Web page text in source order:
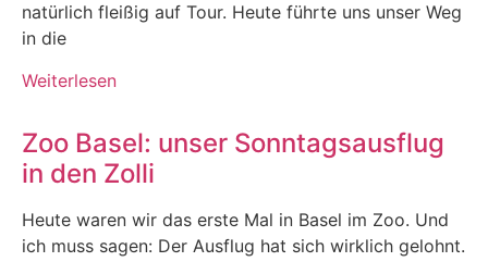
natürlich fleißig auf Tour. Heute führte uns unser Weg
in die
Weiterlesen
Zoo Basel: unser Sonntagsausflug
in den Zolli
Heute waren wir das erste Mal in Basel im Zoo. Und
ich muss sagen: Der Ausflug hat sich wirklich gelohnt.